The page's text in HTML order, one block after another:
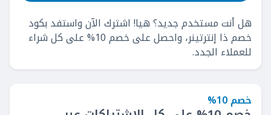
هل أنت مستخدم جديد؟ هيا! اشترك الآن واستفد بكود
خصم ذا إنترتينر، واحصل على خصم 10% على كل شراء
للعملاء الجدد.
خصم 10%